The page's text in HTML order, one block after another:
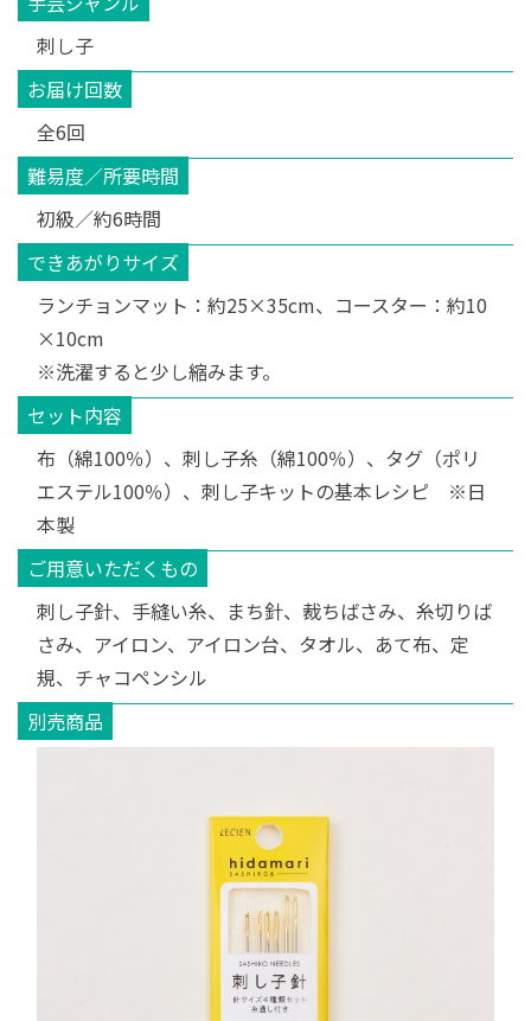
刺し子
お届け回数
全6回
難易度／所要時間
初級／約6時間
できあがりサイズ
ランチョンマット：約25×35cm、コースター：約10
×10cm
※洗濯すると少し縮みます。
セット内容
布（綿100％）、刺し子糸（綿100％）、タグ（ポリ
エステル100％）、刺し子キットの基本レシピ ※日
本製
ご用意いただくもの
刺し子針、手縫い糸、まち針、裁ちばさみ、糸切りば
さみ、アイロン、アイロン台、タオル、あて布、定
規、チャコペンシル
別売商品